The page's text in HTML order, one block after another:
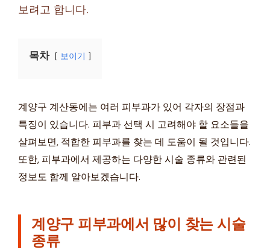
보려고 합니다.
목차 보이기
계양구 계산동에는 여러 피부과가 있어 각자의 장점과
특징이 있습니다. 피부과 선택 시 고려해야 할 요소들을
살펴보면, 적합한 피부과를 찾는 데 도움이 될 것입니다.
또한, 피부과에서 제공하는 다양한 시술 종류와 관련된
정보도 함께 알아보겠습니다.
계양구 피부과에서 많이 찾는 시술
종류